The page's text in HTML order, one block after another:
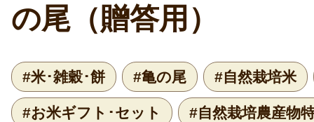
の尾（贈答用）
#米･雑穀･餅 #亀の尾 #自然栽培米
#お米ギフト･セット #自然栽培農産物